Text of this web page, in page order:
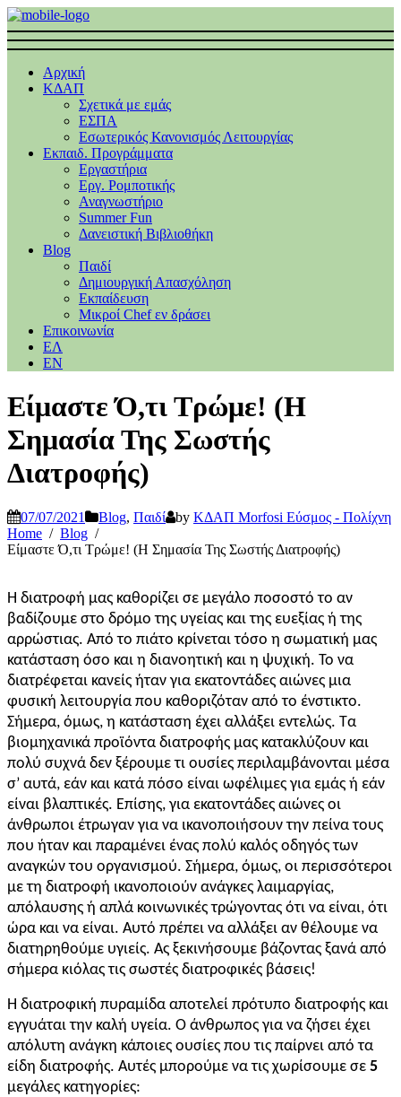
Αρχική
ΚΔΑΠ
Σχετικά με εμάς
ΕΣΠΑ
Εσωτερικός Κανονισμός Λειτουργίας
Εκπαιδ. Προγράμματα
Εργαστήρια
Εργ. Ρομποτικής
Αναγνωστήριο
Summer Fun
Δανειστική Βιβλιοθήκη
Blog
Παιδί
Δημιουργική Απασχόληση
Εκπαίδευση
Μικροί Chef εν δράσει
Επικοινωνία
ΕΛ
EΝ
Είμαστε Ό,τι Τρώμε! (Η
Σημασία Της Σωστής
Διατροφής)
07/07/2021 Blog, Παιδί by ΚΔΑΠ Morfosi Εύσμος - Πολίχνη
Home
Blog
Είμαστε Ό,τι Τρώμε! (Η Σημασία Της Σωστής Διατροφής)
Η διατροφή μας καθορίζει σε μεγάλο ποσοστό το αν
βαδίζουμε στο δρόμο της υγείας και της ευεξίας ή της
αρρώστιας. Από το πιάτο κρίνεται τόσο η σωματική μας
κατάσταση όσο και η διανοητική και η ψυχική. Το να
διατρέφεται κανείς ήταν για εκατοντάδες αιώνες μια
φυσική λειτουργία που καθοριζόταν από το ένστικτο.
Σήμερα, όμως, η κατάσταση έχει αλλάξει εντελώς. Τα
βιομηχανικά προϊόντα διατροφής μας κατακλύζουν και
πολύ συχνά δεν ξέρουμε τι ουσίες περιλαμβάνονται μέσα
σ’ αυτά, εάν και κατά πόσο είναι ωφέλιμες για εμάς ή εάν
είναι βλαπτικές. Επίσης, για εκατοντάδες αιώνες οι
άνθρωποι έτρωγαν για να ικανοποιήσουν την πείνα τους
που ήταν και παραμένει ένας πολύ καλός οδηγός των
αναγκών του οργανισμού. Σήμερα, όμως, οι περισσότεροι
με τη διατροφή ικανοποιούν ανάγκες λαιμαργίας,
απόλαυσης ή απλά κοινωνικές τρώγοντας ότι να είναι, ότι
ώρα και να είναι. Αυτό πρέπει να αλλάξει αν θέλουμε να
διατηρηθούμε υγιείς. Ας ξεκινήσουμε βάζοντας ξανά από
σήμερα κιόλας τις σωστές διατροφικές βάσεις!
Η διατροφική πυραμίδα αποτελεί πρότυπο διατροφής και
εγγυάται την καλή υγεία. Ο άνθρωπος για να ζήσει έχει
απόλυτη ανάγκη κάποιες ουσίες που τις παίρνει από τα
είδη διατροφής. Αυτές μπορούμε να τις χωρίσουμε σε 5
μεγάλες κατηγορίες: